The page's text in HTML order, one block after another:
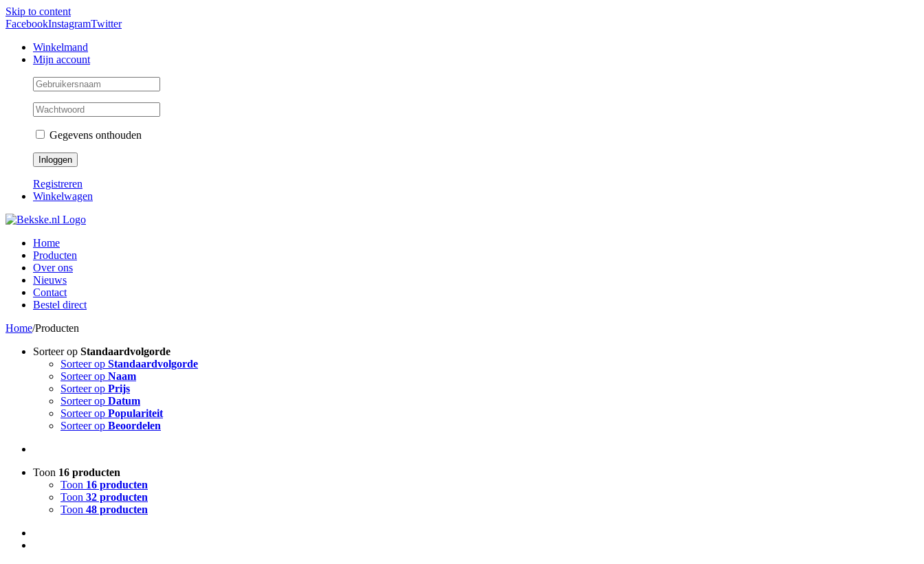
Skip to content
FacebookInstagramTwitter
Winkelmand
Mijn account
Gegevens onthouden
Registreren
Winkelwagen
Home
Producten
Over ons
Nieuws
Contact
Bestel direct
Home/Producten
Sorteer op Standaardvolgorde
Sorteer op Standaardvolgorde
Sorteer op Naam
Sorteer op Prijs
Sorteer op Datum
Sorteer op Populariteit
Sorteer op Beoordelen
Toon 16 producten
Toon 16 producten
Toon 32 producten
Toon 48 producten